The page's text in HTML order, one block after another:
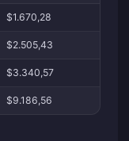
$1.670,28
$2.505,43
$3.340,57
$9.186,56